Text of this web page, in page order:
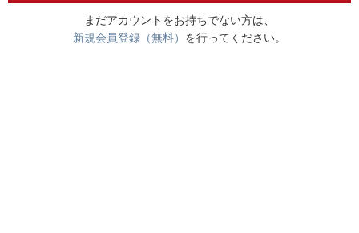
まだアカウントをお持ちでない方は、
新規会員登録（無料） を行ってください。